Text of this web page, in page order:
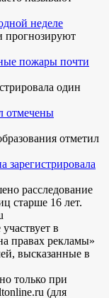
неделе
прогнозируют
пожары почти
один
отмечены
отметил
расследование
старше 16 лет.
в
правах рекламы»
высказанные в
только при
(для